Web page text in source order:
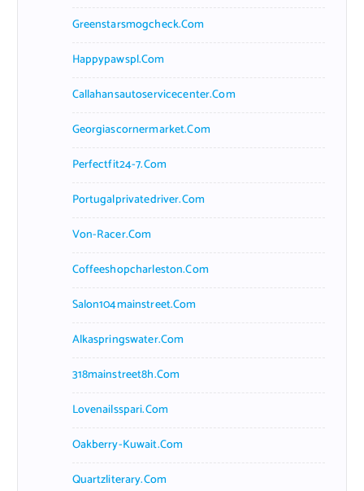
Greenstarsmogcheck.com
Happypawspl.com
Callahansautoservicecenter.com
Georgiascornermarket.com
Perfectfit24-7.com
Portugalprivatedriver.com
Von-Racer.com
Coffeeshopcharleston.com
Salon104mainstreet.com
Alkaspringswater.com
318mainstreet8h.com
Lovenailsspari.com
Oakberry-Kuwait.com
Quartzliterary.com